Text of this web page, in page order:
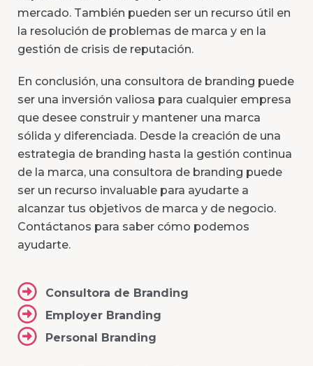
mercado. También pueden ser un recurso útil en
la resolución de problemas de marca y en la
gestión de crisis de reputación.
En conclusión, una consultora de branding puede
ser una inversión valiosa para cualquier empresa
que desee construir y mantener una marca
sólida y diferenciada. Desde la creación de una
estrategia de branding hasta la gestión continua
de la marca, una consultora de branding puede
ser un recurso invaluable para ayudarte a
alcanzar tus objetivos de marca y de negocio.
Contáctanos para saber cómo podemos
ayudarte.
Consultora de Branding
Employer Branding
Personal Branding